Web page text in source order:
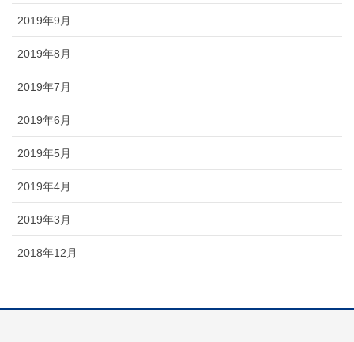
2019年9月
2019年8月
2019年7月
2019年6月
2019年5月
2019年4月
2019年3月
2018年12月